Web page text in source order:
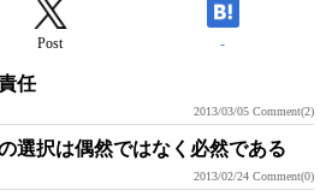
Post -
任
2013/03/05 Comment(2)
選択は偶然ではなく必然である
2013/02/24 Comment(0)